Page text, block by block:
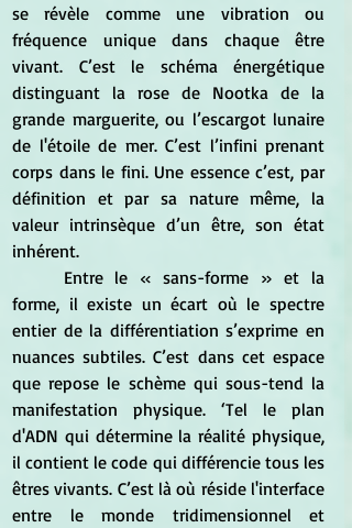
se révèle comme une vibration ou
fréquence unique dans chaque être
vivant. C’est le schéma énergétique
distinguant la rose de Nootka de la
grande marguerite, ou l’escargot lunaire
de l'étoile de mer. C’est l’infini prenant
corps dans le fini. Une essence c’est, par
définition et par sa nature même, la
valeur intrinsèque d’un être, son état
inhérent.
forme, il existe un écart où le spectre
entier de la différentiation s’exprime en
nuances subtiles. C’est dans cet espace
que repose le schème qui sous-tend la
manifestation physique. ‘Tel le plan
d'ADN qui détermine la réalité physique,
il contient le code qui différencie tous les
êtres vivants. C’est là où réside l'interface
entre le monde tridimensionnel et